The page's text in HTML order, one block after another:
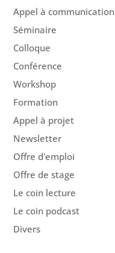
Appel à communication
Séminaire
Colloque
Conférence
Workshop
Formation
Appel à projet
Newsletter
Offre d'emploi
Offre de stage
Le coin lecture
Le coin podcast
Divers